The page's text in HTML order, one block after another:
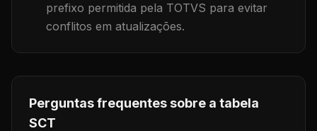
prefixo permitida pela TOTVS para evitar
conflitos em atualizações.
Perguntas frequentes sobre a tabela
SCT